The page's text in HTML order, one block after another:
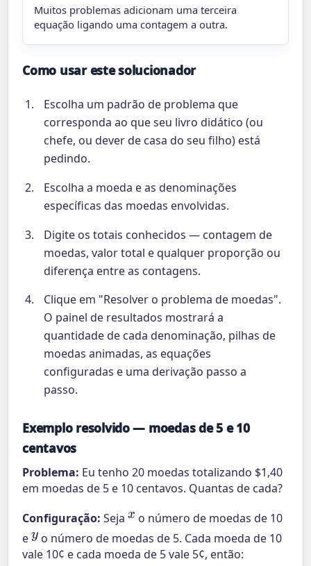
Muitos problemas adicionam uma terceira
equação ligando uma contagem a outra.
Como usar este solucionador
Escolha um padrão de problema que
corresponda ao que seu livro didático (ou
chefe, ou dever de casa do seu filho) está
pedindo.
Escolha a moeda e as denominações
específicas das moedas envolvidas.
Digite os totais conhecidos — contagem de
moedas, valor total e qualquer proporção ou
diferença entre as contagens.
Clique em "Resolver o problema de moedas".
O painel de resultados mostrará a
quantidade de cada denominação, pilhas de
moedas animadas, as equações
configuradas e uma derivação passo a
passo.
Exemplo resolvido — moedas de 5 e 10
centavos
Problema: Eu tenho 20 moedas totalizando $1,40
em moedas de 5 e 10 centavos. Quantas de cada?
Configuração: Sejax o número de moedas de 10
eyo número de moedas de 5. Cada moeda de 10
vale 10¢ e cada moeda de 5 vale 5¢, então: